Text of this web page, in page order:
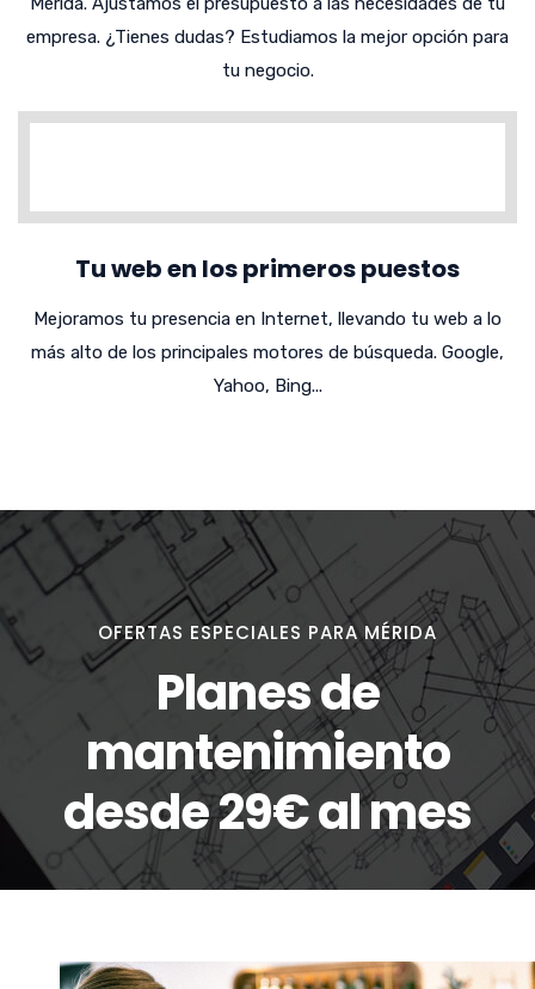
empresa. ¿Tienes dudas? Estudiamos la mejor opción para
tu negocio.
Tu web en los primeros puestos
Mejoramos tu presencia en Internet, llevando tu web a lo
más alto de los principales motores de búsqueda. Google,
Yahoo, Bing...
OFERTAS ESPECIALES PARA MÉRIDA
Planes de
mantenimiento
desde 29€ al mes